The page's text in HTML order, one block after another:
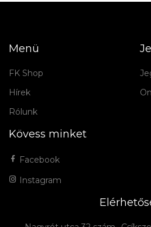
Menü
FK Shop
Hírek
Rólunk
Kövess minket
Facebook
Instagram